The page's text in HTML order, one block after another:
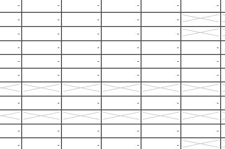
- - - - -
-
- - - -
-
- - - -
-
- - - - -
-
- - - - -
-
- - - - -
-
- - - - -
-
- - - - -
-
- - - -
-